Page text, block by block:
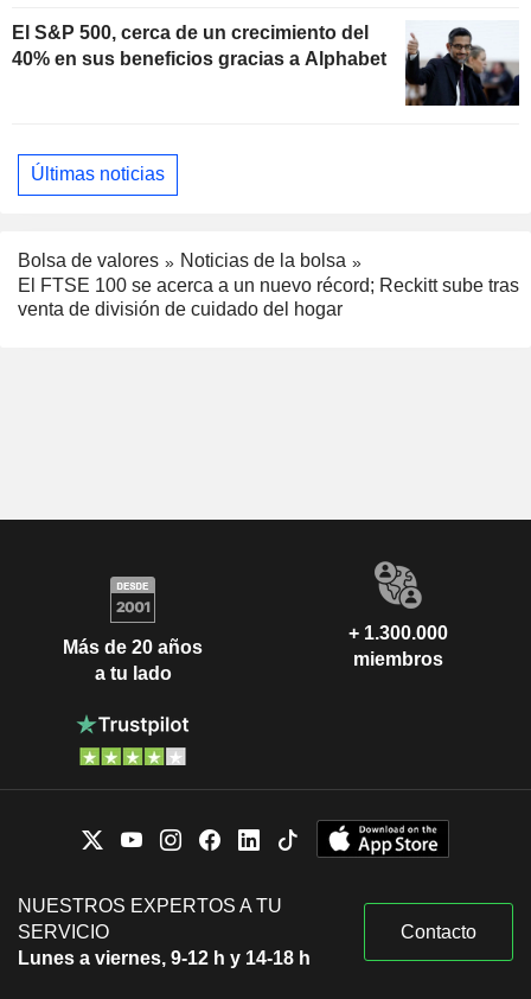
El S&P 500, cerca de un crecimiento del
40% en sus beneficios gracias a Alphabet
Últimas noticias
Bolsa de valores
Noticias de la bolsa
El FTSE 100 se acerca a un nuevo récord; Reckitt sube tras
venta de división de cuidado del hogar
Más de 20 años
a tu lado
+ 1.300.000
miembros
NUESTROS EXPERTOS A TU
SERVICIO
Lunes a viernes, 9-12 h y 14-18 h
Contacto